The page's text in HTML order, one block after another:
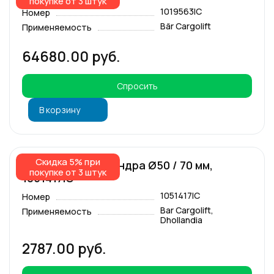
Номер
1019563IC
Применяемость
Bär Cargolift
64680.00 руб.
Спросить
В корзину
Скидка 5% при
покупке от 3 штук
Чехол гидроцилиндра Ø50 / 70 мм,
1051417IC
Номер
1051417IC
Применяемость
Bar Cargolift,
Dhollandia
2787.00 руб.